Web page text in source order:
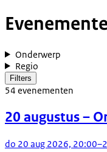
Onderwerp
Regio
Filters
54 evenementen
20 augustus–
do 20 aug 2026,